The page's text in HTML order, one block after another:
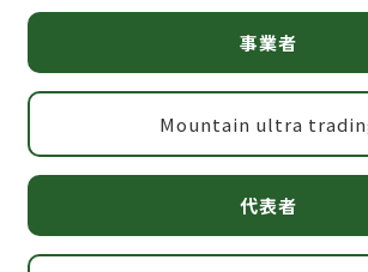
事業者
Mountain ultra
代表者